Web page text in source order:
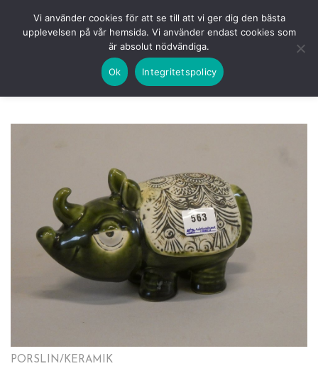
KOMMANDE LOGGA IN
PORSLIN/KERAMIK
Vi använder cookies för att se till att vi ger dig den bästa
upplevelsen på vår hemsida. Vi använder endast cookies som
är absolut nödvändiga.
Ok Integritetspolicy